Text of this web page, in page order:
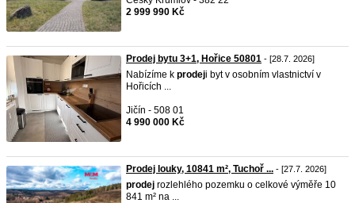
2 999 990 Kč
Prodej bytu 3+1, Hořice 50801 - [28.7. 2026]
Nabízíme k prodeji byt v osobním vlastnictví v
Hořicích ...
Jičín - 508 01
4 990 000 Kč
Prodej louky, 10841 m², Tuchoř ... - [27.7. 2026]
prodej rozlehlého pozemku o celkové výměře 10
841 m² na ...